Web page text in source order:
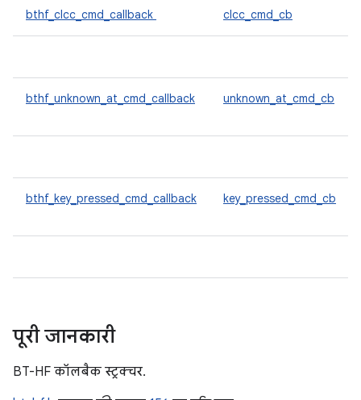
bthf_clcc_cmd_callback clcc_cmd_cb
bthf_unknown_at_cmd_callback unknown_at_cmd_cb
bthf_key_pressed_cmd_callback key_pressed_cmd_cb
पूरी जानकारी
BT-HF कॉलबैक स्ट्रक्चर.